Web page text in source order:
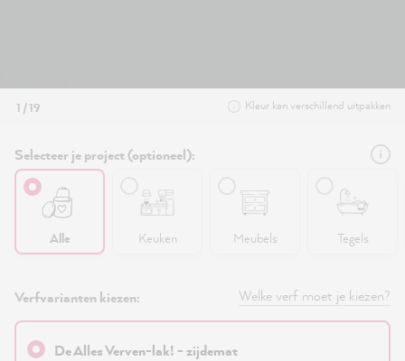
1 / 19 Kleur kan verschillend uitpakken
Selecteer je project (optioneel):
Alle Keuken Meubels Tegels
Verfvarianten kiezen: Welke verf moet je kiezen?
De Alles Verven-lak! - zijdemat